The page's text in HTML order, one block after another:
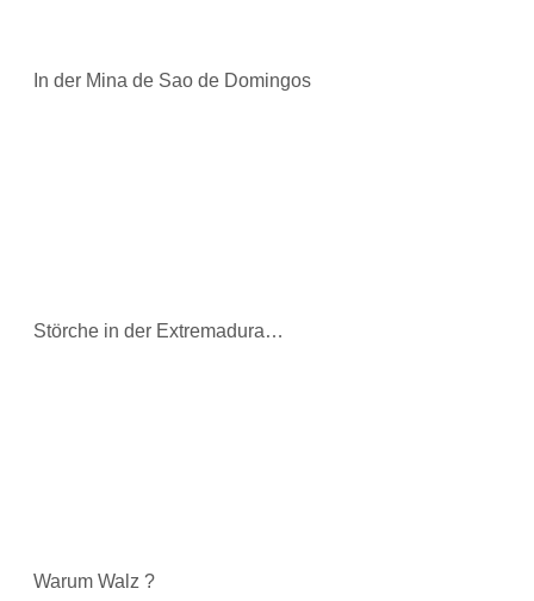
In der Mina de Sao de Domingos
Störche in der Extremadura…
Warum Walz ?